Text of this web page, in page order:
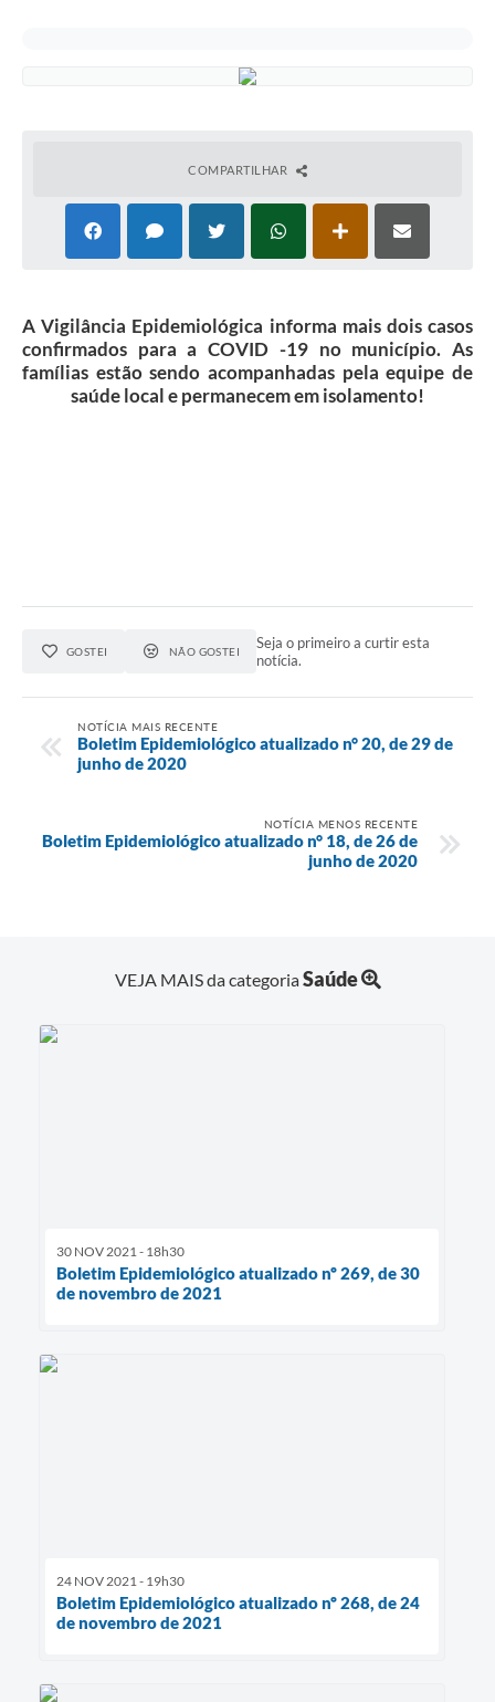
COMPARTILHAR
A Vigilância Epidemiológica informa mais dois casos
confirmados para a COVID -19 no município. As
famílias estão sendo acompanhadas pela equipe de
saúde local e permanecem em isolamento!
GOSTEI NÃO GOSTEI
Seja o primeiro a curtir esta
notícia.
NOTÍCIA MAIS RECENTE
Boletim Epidemiológico atualizado n° 20, de 29 de
junho de 2020
NOTÍCIA MENOS RECENTE
Boletim Epidemiológico atualizado n° 18, de 26 de
junho de 2020
VEJA MAIS da categoriaSaúde
30 NOV 2021 - 18h30
Boletim Epidemiológico atualizado nº 269, de 30
de novembro de 2021
24 NOV 2021 - 19h30
Boletim Epidemiológico atualizado nº 268, de 24
de novembro de 2021